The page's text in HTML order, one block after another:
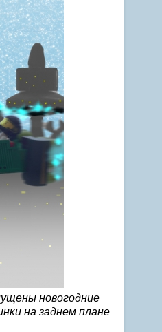
новогодние
на заднем плане